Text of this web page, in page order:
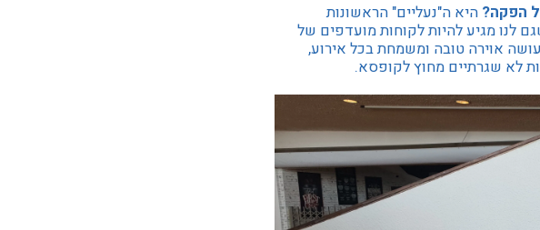
הפקה? היא ה"נעליים" הראשונות
לנו מגיע להיות לקוחות מועדפים של
אוירה טובה ומשמחת בכל אירוע,
לא שגרתיים מחוץ לקופסא.